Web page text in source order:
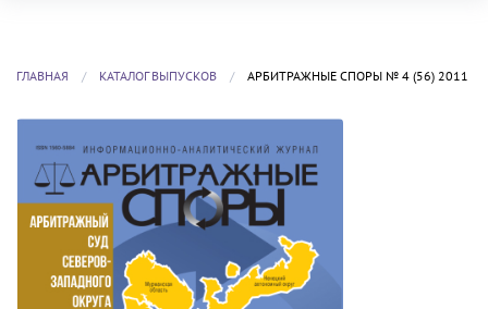
ГЛАВНАЯ КАТАЛОГ ВЫПУСКОВ АРБИТРАЖНЫЕ СПОРЫ № 4 (56) 2011